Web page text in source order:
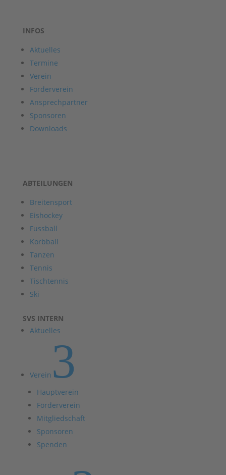
INFOS
Aktuelles
Termine
Verein
Förderverein
Ansprechpartner
Sponsoren
Downloads
ABTEILUNGEN
Breitensport
Eishockey
Fussball
Korbball
Tanzen
Tennis
Tischtennis
Ski
SVS INTERN
Aktuelles
Verein 3
Hauptverein
Förderverein
Mitgliedschaft
Sponsoren
Spenden